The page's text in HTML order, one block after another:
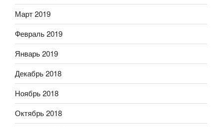
Март 2019
Февраль 2019
Январь 2019
Декабрь 2018
Ноябрь 2018
Октябрь 2018